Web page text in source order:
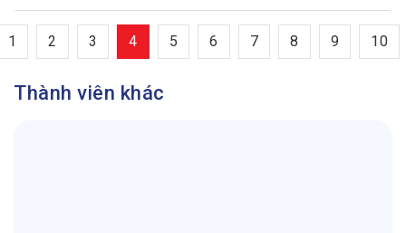
1 2 3 4 5 6 7 8 9 10
Thành viên khác